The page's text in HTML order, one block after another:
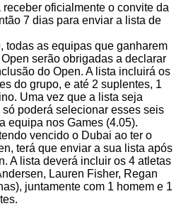
oficialmente o convite da
7 dias para enviar a lista de
todas as equipas que ganharem
serão obrigadas a declarar
do Open. A lista incluirá os
do grupo, e até 2 suplentes, 1
Uma vez que a lista seja
poderá selecionar esses seis
equipa nos Games (4.05).
vencido o Dubai ao ter o
terá que enviar a sua lista após
A lista deverá incluir os 4 atletas
Lauren Fisher, Regan
juntamente com 1 homem e 1